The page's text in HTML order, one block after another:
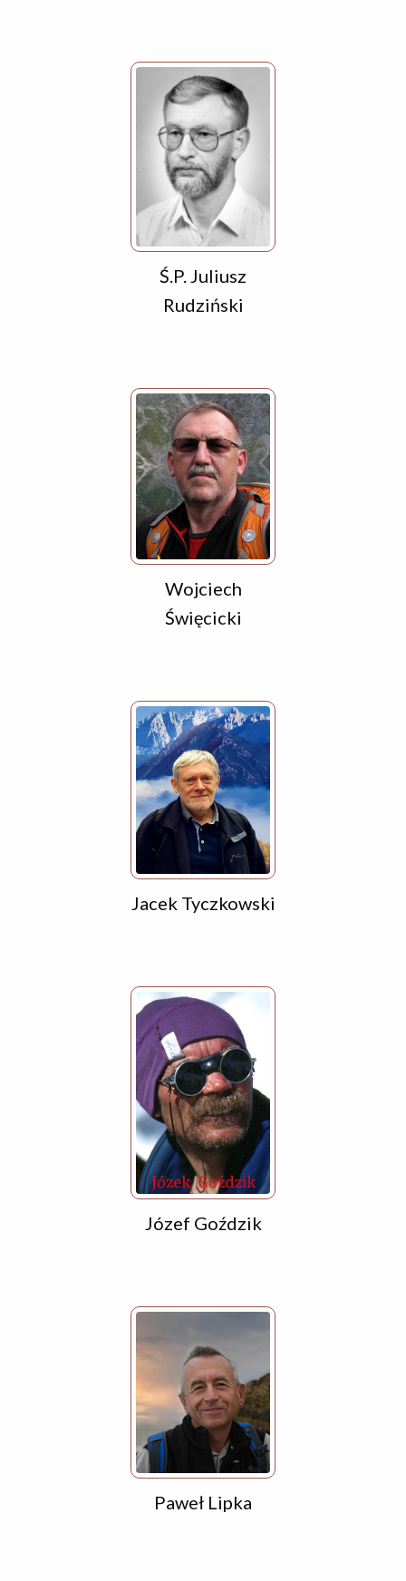
Ś.P. Juliusz
Rudziński
Wojciech
Święcicki
Jacek Tyczkowski
Józef Goździk
Paweł Lipka